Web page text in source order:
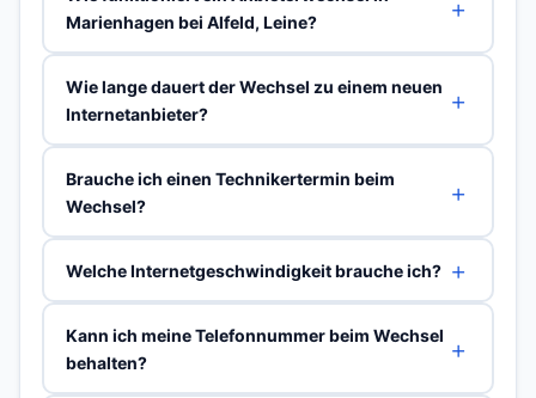
Marienhagen bei Alfeld, Leine?
Wie lange dauert der Wechsel zu einem neuen
Internetanbieter?
Brauche ich einen Technikertermin beim
Wechsel?
Welche Internetgeschwindigkeit brauche ich?
Kann ich meine Telefonnummer beim Wechsel
behalten?